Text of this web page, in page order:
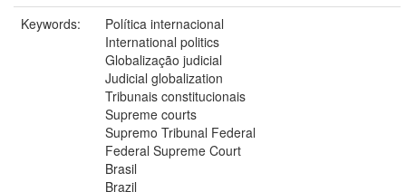
Keywords:
Política internacional
International politics
Globalização judicial
Judicial globalization
Tribunais constitucionais
Supreme courts
Supremo Tribunal Federal
Federal Supreme Court
Brasil
Brazil